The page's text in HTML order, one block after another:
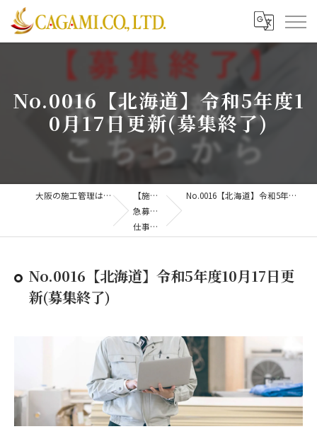
No.0016【北海道】令和5年度1
0月17日更新(募集終了)
大阪の施工管理は株式会社CAGAMI
【施工管理】
急募！CAGAMI
仕事募集情報
No.0016【北海道】令和5年度10月17日更新(募集終了)
No.0016【北海道】令和5年度10月17日更
新(募集終了)